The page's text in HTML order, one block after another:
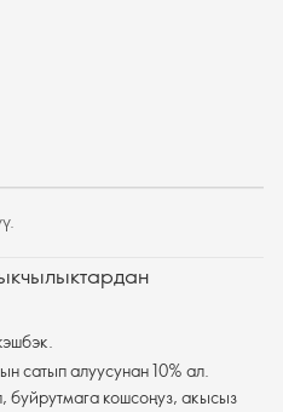
сатып алуусунан 10% ал.
буйрутмага кошсоңуз, акысыз